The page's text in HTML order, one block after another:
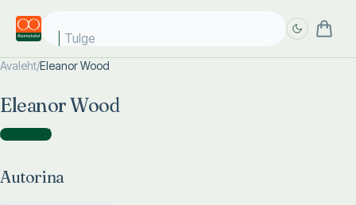
Tulge
Avaleht/Eleanor Wood
Eleanor Wood
Autorina )
Autorina